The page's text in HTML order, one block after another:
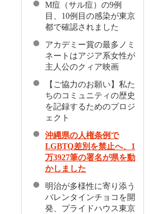
M痘（サル痘）の9例
目、10例目の感染が東京
都で確認されました
アカデミー賞の最多ノミ
ネートはアジア系女性が
主人公のクィア映画
【ご協力のお願い】私た
ちのコミュニティの歴史
を記録するためのプロジ
ェクト
沖縄県の人権条例で
LGBTQ差別を禁止へ、1
万3927筆の署名が県を動
かしました
明治が多様性に寄り添う
バレンタインチョコを開
発、プライドハウス東京